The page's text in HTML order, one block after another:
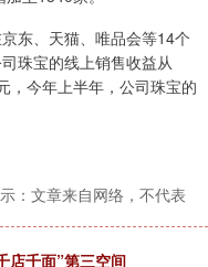
东、天猫、唯品会等14个
珠宝的线上销售收益从
，今年上半年，公司珠宝的
：文章来自网络，不代表
店千面”第三空间